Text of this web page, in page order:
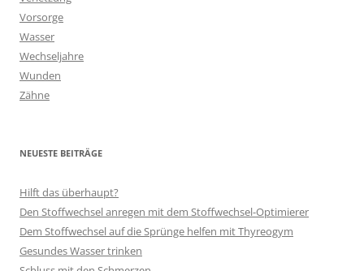
Vorsorge
Wasser
Wechseljahre
Wunden
Zähne
NEUESTE BEITRÄGE
Hilft das überhaupt?
Den Stoffwechsel anregen mit dem Stoffwechsel-Optimierer
Dem Stoffwechsel auf die Sprünge helfen mit Thyreogym
Gesundes Wasser trinken